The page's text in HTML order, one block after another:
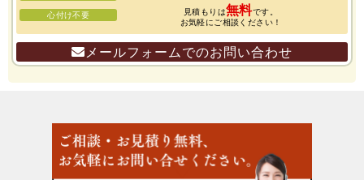
心付け不要 見積もりは無料です。
お気軽にご相談ください！
メールフォームでのお問い合わせ